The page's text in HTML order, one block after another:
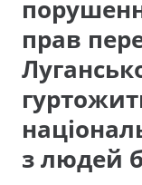
прав
з людей